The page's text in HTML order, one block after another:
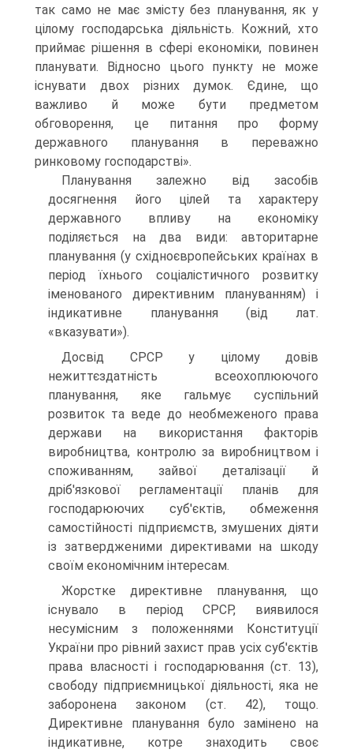
так само не має змісту без планування, як у
цілому господарська діяльність. Кожний, хто
приймає рішення в сфері економіки, повинен
планувати. Відносно цього пункту не може
існувати двох різних думок. Єдине, що
важливо й може бути пред­метом
обговорення, це питання про форму
державного планування в переважно
ринковому господарстві».
Планування залежно від засобів
досягнення його цілей та харак­теру
державного впливу на економіку
поділяється на два види: авто­ритарне
планування (у східноєвропейських країнах в
період їхнього соціалістичного розвитку
іменованого директивним плануванням) і
індикативне планування (від лат.
«вказувати»).
Досвід СРСР у цілому довів
нежиттєздатність всеохоплюючого
планування, яке гальмує суспільний
розвиток та веде до необме­женого права
держави на використання факторів
виробництва, контролю за виробництвом і
споживанням, зайвої деталізації й
дріб'язкової регламентації планів для
господарюючих суб'єктів, обмеження
самостійності підприємств, змушених діяти
із затвер­дженими директивами на шкоду
своїм економічним інтересам.
Жорстке директивне планування, що
існувало в період СРСР, виявилося
несумісним з положеннями Конституції
України про рівний захист прав усіх суб'єктів
права власності і господарювання (ст. 13),
свободу підприємницької діяльності, яка не
заборонена законом (ст. 42), тощо.
Директивне планування було замінено на
індикативне, котре знаходить своє